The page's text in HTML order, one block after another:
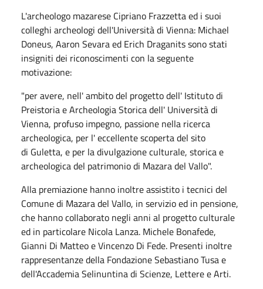
L'archeologo mazarese Cipriano Frazzetta ed i suoi
colleghi archeologi dell'Università di Vienna: Michael
Doneus, Aaron Sevara ed Erich Draganits sono stati
insigniti dei riconoscimenti con la seguente
motivazione:
"per avere, nell' ambitodel progettodell' Istitutodi
Preistoria e Archeologia Storicadell' Universitàdi
Vienna, profuso impegno, passione nella ricerca
archeologica, per l' eccellentescoperta del sito
di Guletta, e per la divulgazione culturale, storica e
archeologica del patrimonio di Mazara del Vallo".
Alla premiazione hanno inoltre assistito i tecnici del
Comune di Mazara del Vallo, in servizio ed in pensione,
che hanno collaborato negli anni al progetto culturale
ed in particolare Nicola Lanza. Michele Bonafede,
Gianni Di Matteo e Vincenzo Di Fede. Presenti inoltre
rappresentanze della Fondazione Sebastiano Tusa e
dell'Accademia Selinuntina di Scienze, Lettere e Arti.